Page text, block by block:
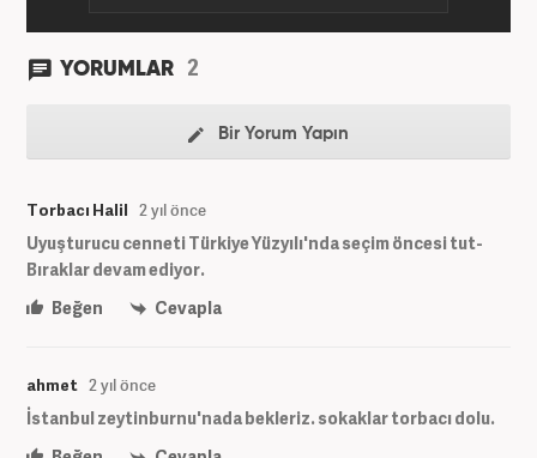
YORUMLAR 2
Bir Yorum Yapın
Torbacı Halil 2 yıl önce
Uyuşturucu cenneti Türkiye Yüzyılı'nda seçim öncesi tut-
Bıraklar devam ediyor.
Beğen
Cevapla
ahmet 2 yıl önce
İstanbul zeytinburnu'nada bekleriz. sokaklar torbacı dolu.